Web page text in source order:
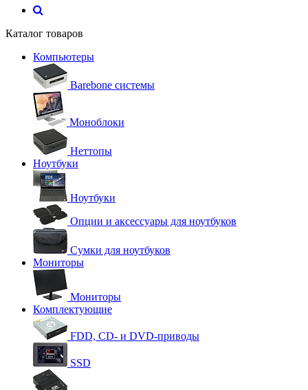
Каталог товаров
Компьютеры
Barebone системы
Моноблоки
Неттопы
Ноутбуки
Ноутбуки
Опции и аксессуары для ноутбуков
Сумки для ноутбуков
Мониторы
Мониторы
Комплектующие
FDD, CD- и DVD-приводы
SSD